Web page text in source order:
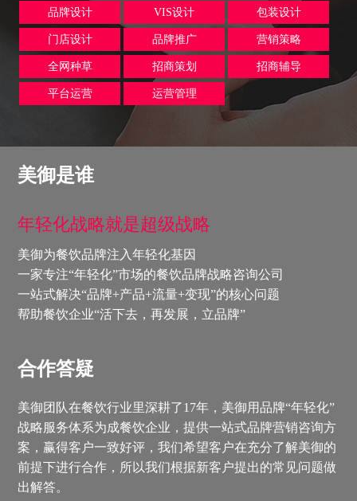
品牌设计 VIS设计 包装设计
门店设计 品牌推广 营销策略
全网种草 招商策划 招商辅导
平台运营 运营管理
美御是谁
年轻化战略就是超级战略
美御为餐饮品牌注入年轻化基因
一家专注“年轻化”市场的餐饮品牌战略咨询公司
一站式解决“品牌+产品+流量+变现”的核心问题
帮助餐饮企业“活下去，再发展，立品牌”
合作答疑
美御团队在餐饮行业里深耕了17年，美御用品牌“年轻化”
战略服务体系为成餐饮企业，提供一站式品牌营销咨询方
案，赢得客户一致好评，我们希望客户在充分了解美御的
前提下进行合作，所以我们根据新客户提出的常见问题做
出解答。